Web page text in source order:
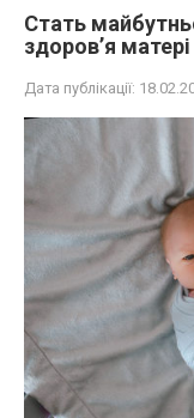
Стать
здоров’я матері
Дата публікації: